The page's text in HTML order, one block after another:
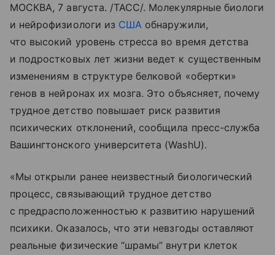
МОСКВА, 7 августа. /ТАСС/. Молекулярные биологи
и нейрофизиологи из США обнаружили,
что высокий уровень стресса во время детства
и подростковых лет жизни ведет к существенным
изменениям в структуре белковой «обертки»
генов в нейронах их мозга. Это объясняет, почему
трудное детство повышает риск развития
психических отклонений, сообщила пресс-служба
Вашингтонского университета (WashU).
«Мы открыли ранее неизвестный биологический
процесс, связывающий трудное детство
с предрасположенностью к развитию нарушений
психики. Оказалось, что эти невзгоды оставляют
реальные физические “шрамы” внутри клеток